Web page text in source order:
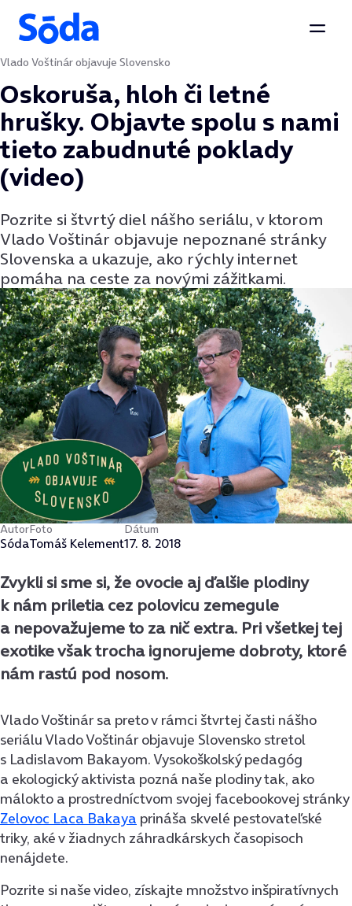
Preskočiť na obsah
Vlado Voštinár objavuje Slovensko
Oskoruša, hloh či letné
hrušky. Objavte spolu s nami
tieto zabudnuté poklady
(video)
Pozrite si štvrtý diel nášho seriálu, v ktorom
Vlado Voštinár objavuje nepoznané stránky
Slovenska a ukazuje, ako rýchly internet
pomáha na ceste za novými zážitkami.
Autor
Sóda
Foto
Tomáš Kelement
Dátum
17. 8. 2018
Zvykli si sme si, že ovocie aj ďalšie plodiny
k nám priletia cez polovicu zemegule
a nepovažujeme to za nič extra. Pri všetkej tej
exotike však trocha ignorujeme dobroty, ktoré
nám rastú pod nosom.
Vlado Voštinár sa preto v rámci štvrtej časti nášho
seriálu Vlado Voštinár objavuje Slovensko stretol
s Ladislavom Bakayom. Vysokoškolský pedagóg
a ekologický aktivista pozná naše plodiny tak, ako
málokto a prostredníctvom svojej facebookovej stránky
Zelovoc Laca Bakaya prináša skvelé pestovateľské
triky, aké v žiadnych záhradkárskych časopisoch
nenájdete.
Pozrite si naše video, získajte množstvo inšpiratívnych